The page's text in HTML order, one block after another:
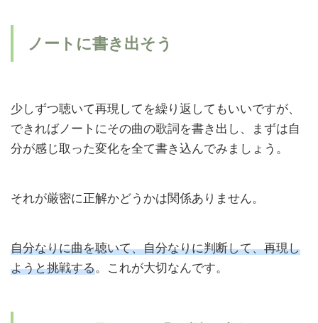
ノートに書き出そう
少しずつ聴いて再現してを繰り返してもいいですが、
できればノートにその曲の歌詞を書き出し、まずは自
分が感じ取った変化を全て書き込んでみましょう。
それが厳密に正解かどうかは関係ありません。
自分なりに曲を聴いて、自分なりに判断して、再現し
ようと挑戦する。これが大切なんです。